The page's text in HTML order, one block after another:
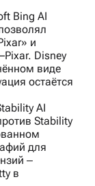
Bing AI
и
Disney
виде
остаётся
AI
Stability
для
‒
в